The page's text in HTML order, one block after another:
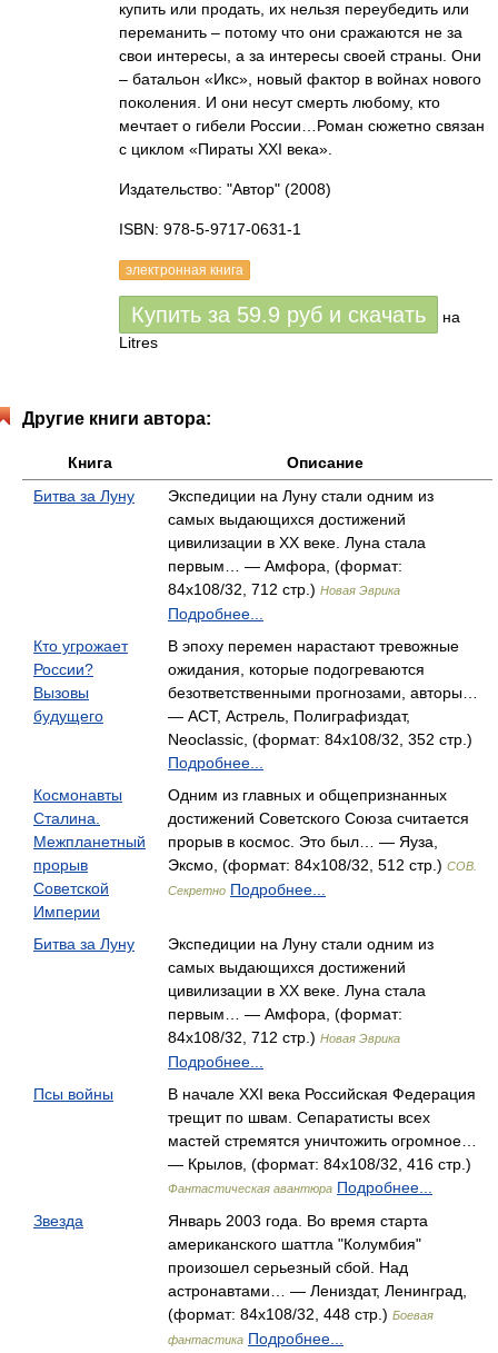
купить или продать, их нельзя переубедить или
переманить – потому что они сражаются не за
свои интересы, а за интересы своей страны. Они
– батальон «Икс», новый фактор в войнах нового
поколения. И они несут смерть любому, кто
мечтает о гибели России…Роман сюжетно связан
с циклом «Пираты XXI века».
Издательство: "Автор" (2008)
ISBN: 978-5-9717-0631-1
электронная книга
Купить за 59.9 руб и скачать
на
Litres
Другие книги автора:
Книга
Описание
Битва за Луну
Экспедиции на Луну стали одним из
самых выдающихся достижений
цивилизации в XX веке. Луна стала
первым… — Амфора, (формат:
84x108/32, 712 стр.) Новая Эврика
Подробнее...
Кто угрожает
России?
Вызовы
будущего
В эпоху перемен нарастают тревожные
ожидания, которые подогреваются
безответственными прогнозами, авторы…
— АСТ, Астрель, Полиграфиздат,
Neoclassic, (формат: 84x108/32, 352 стр.)
Подробнее...
Космонавты
Сталина.
Межпланетный
прорыв
Советской
Империи
Одним из главных и общепризнанных
достижений Советского Союза считается
прорыв в космос. Это был… — Яуза,
Эксмо, (формат: 84x108/32, 512 стр.) СОВ.
Секретно Подробнее...
Битва за Луну
Экспедиции на Луну стали одним из
самых выдающихся достижений
цивилизации в XX веке. Луна стала
первым… — Амфора, (формат:
84x108/32, 712 стр.) Новая Эврика
Подробнее...
Псы войны
В начале XXI века Российская Федерация
трещит по швам. Сепаратисты всех
мастей стремятся уничтожить огромное…
— Крылов, (формат: 84x108/32, 416 стр.)
Фантастическая авантюра Подробнее...
Звезда
Январь 2003 года. Во время старта
американского шаттла "Колумбия"
произошел серьезный сбой. Над
астронавтами… — Лениздат, Ленинград,
(формат: 84x108/32, 448 стр.) Боевая
фантастика Подробнее...